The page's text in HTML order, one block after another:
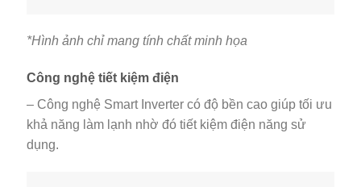
*Hình ảnh chỉ mang tính chất minh họa
Công nghệ tiết kiệm điện
– Công nghệ Smart Inverter có độ bền cao giúp tối ưu
khả năng làm lạnh nhờ đó tiết kiệm điện năng sử
dụng.